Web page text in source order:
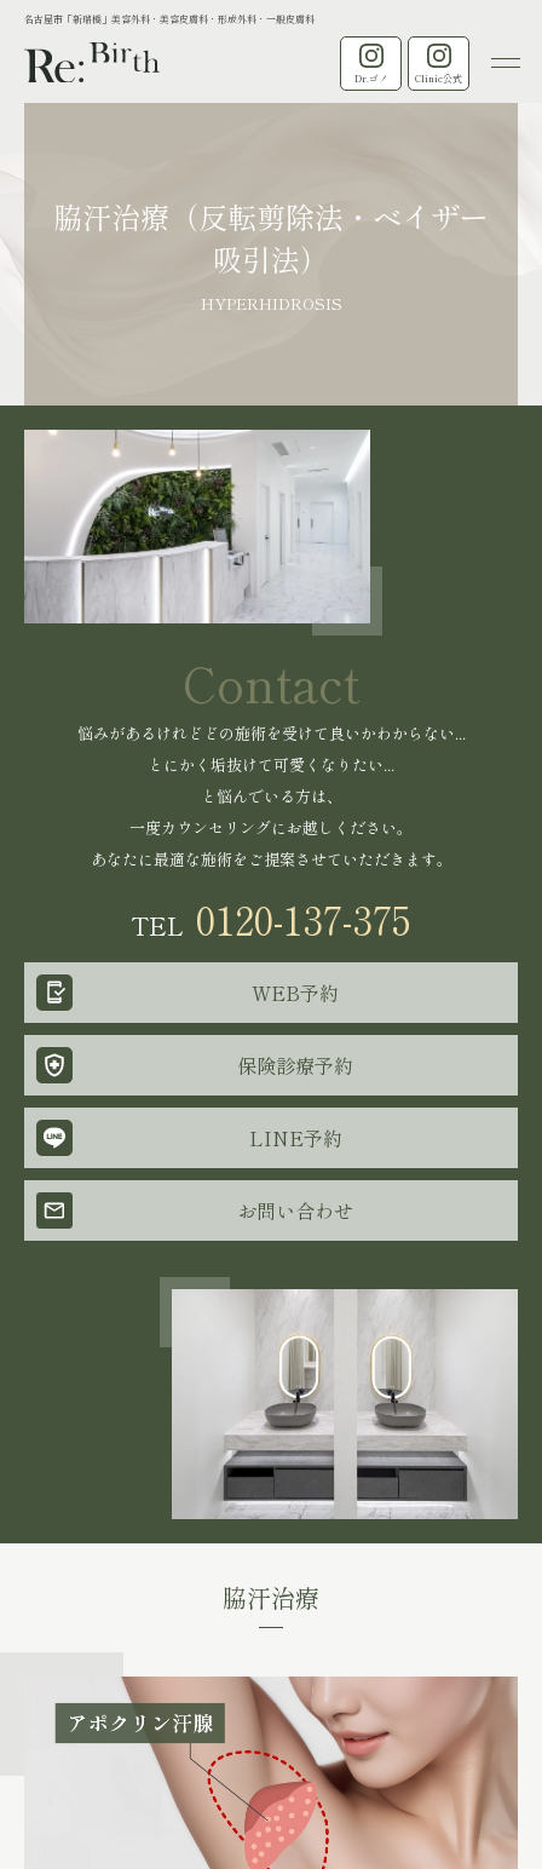
名古屋市「新瑞橋」美容外科・美容皮膚科・形成外科・一般皮膚科
脇汗治療（反転剪除法・ベイザー
吸引法）
HYPERHIDROSIS
Contact
悩みがあるけれどどの施術を受けて良いかわからない...
とにかく垢抜けて可愛くなりたい...
と悩んでいる方は、
一度カウンセリングにお越しください。
あなたに最適な施術をご提案させていただきます。
TEL 0120-137-375
WEB予約
保険診療予約
LINE予約
お問い合わせ
脇汗治療
Dr.ゴノ Clinic公式